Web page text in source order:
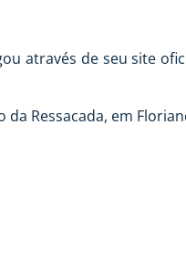
através de seu site
Ressacada, em